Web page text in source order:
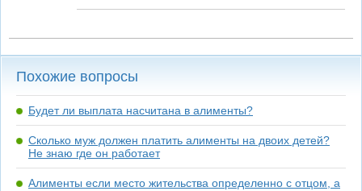
Похожие вопросы
Будет ли выплата насчитана в алименты?
Сколько муж должен платить алименты на двоих детей?
Не знаю где он работает
Алименты если место жительства определенно с отцом, а